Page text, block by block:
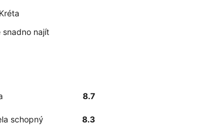
najít
8.7
schopný 8.3